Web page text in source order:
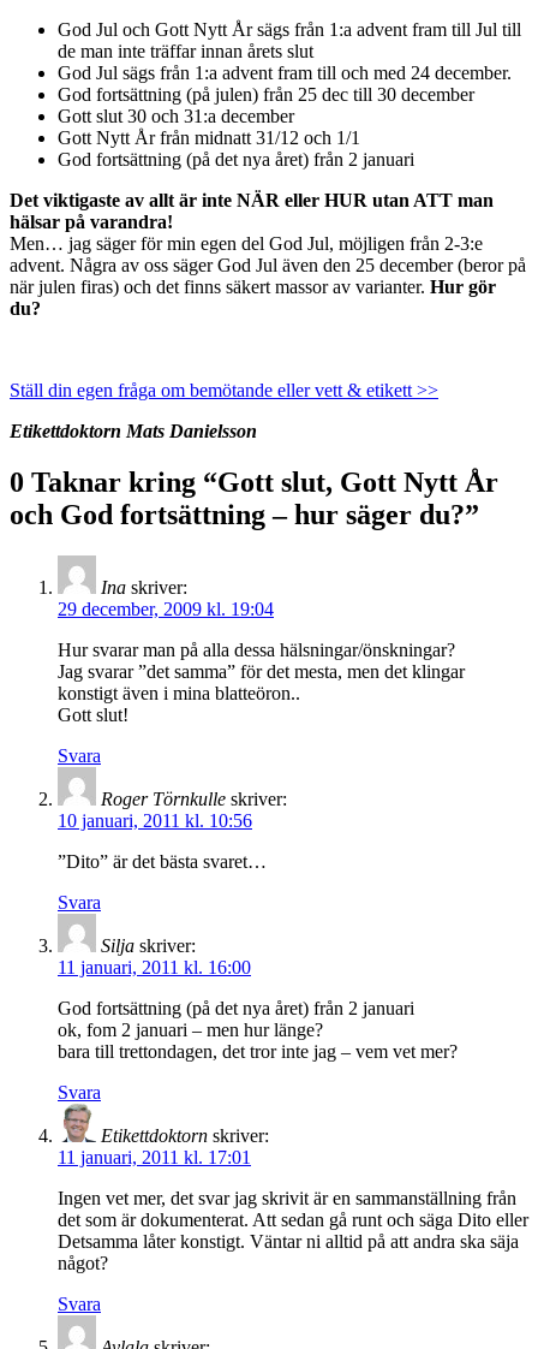
God Jul och Gott Nytt År sägs från 1:a advent fram till Jul till
de man inte träffar innan årets slut
God Jul sägs från 1:a advent fram till och med 24 december.
God fortsättning (på julen) från 25 dec till 30 december
Gott slut 30 och 31:a december
Gott Nytt År från midnatt 31/12 och 1/1
God fortsättning (på det nya året) från 2 januari
Det viktigaste av allt är inte NÄR eller HUR utan ATT man
hälsar på varandra!
Men… jag säger för min egen del God Jul, möjligen från 2-3:e
advent. Några av oss säger God Jul även den 25 december (beror på
när julen firas) och det finns säkert massor av varianter. Hur gör
du?
Ställ din egen fråga om bemötande eller vett & etikett >>
Etikettdoktorn Mats Danielsson
0 Taknar kring “Gott slut, Gott Nytt År
och God fortsättning – hur säger du?”
Ina skriver:
29 december, 2009 kl. 19:04
Hur svarar man på alla dessa hälsningar/önskningar?
Jag svarar ”det samma” för det mesta, men det klingar
konstigt även i mina blatteöron..
Gott slut!
Svara
Roger Törnkulle skriver:
10 januari, 2011 kl. 10:56
”Dito” är det bästa svaret…
Svara
Silja skriver:
11 januari, 2011 kl. 16:00
God fortsättning (på det nya året) från 2 januari
ok, fom 2 januari – men hur länge?
bara till trettondagen, det tror inte jag – vem vet mer?
Svara
Etikettdoktorn skriver:
11 januari, 2011 kl. 17:01
Ingen vet mer, det svar jag skrivit är en sammanställning från
det som är dokumenterat. Att sedan gå runt och säga Dito eller
Detsamma låter konstigt. Väntar ni alltid på att andra ska säja
något?
Svara